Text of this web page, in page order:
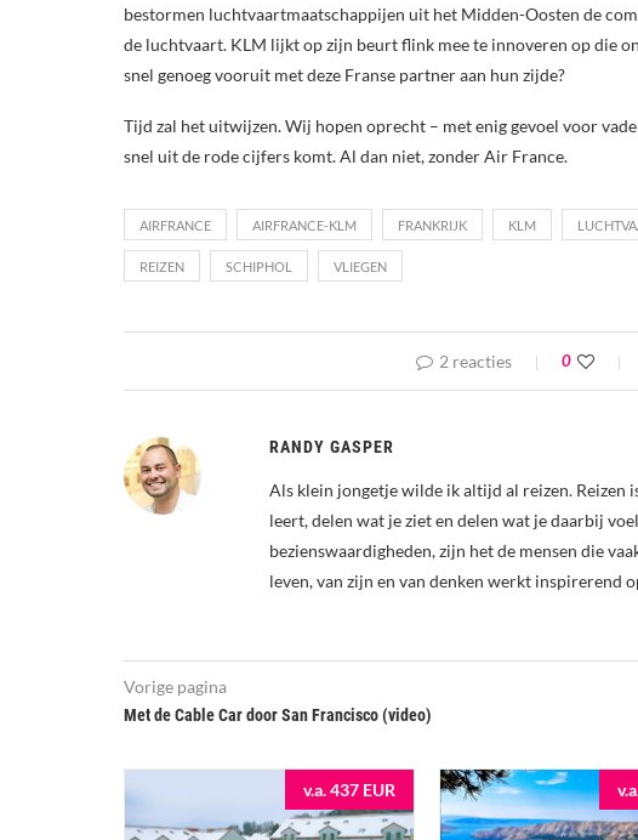
bestormen luchtvaartmaatschappijen uit het Midden-Oosten de
de luchtvaart. KLM lijkt op zijn beurt flink mee te innoveren op die
snel genoeg vooruit met deze Franse partner aan hun zijde?
Tijd zal het uitwijzen. Wij hopen oprecht – met enig gevoel voor
snel uit de rode cijfers komt. Al dan niet, zonder Air France.
AIRFRANCE AIRFRANCE-KLM FRANKRIJK KLM
REIZEN SCHIPHOL VLIEGEN
2 reacties 0
RANDY GASPER
Als klein jongetje wilde ik altijd al reizen. Reizen
leert, delen wat je ziet en delen wat je daarbij
bezienswaardigheden, zijn het de mensen die
leven, van zijn en van denken werkt inspirerend
Vorige pagina
Met de Cable Car door San Francisco (video)
v.a. 437 EUR